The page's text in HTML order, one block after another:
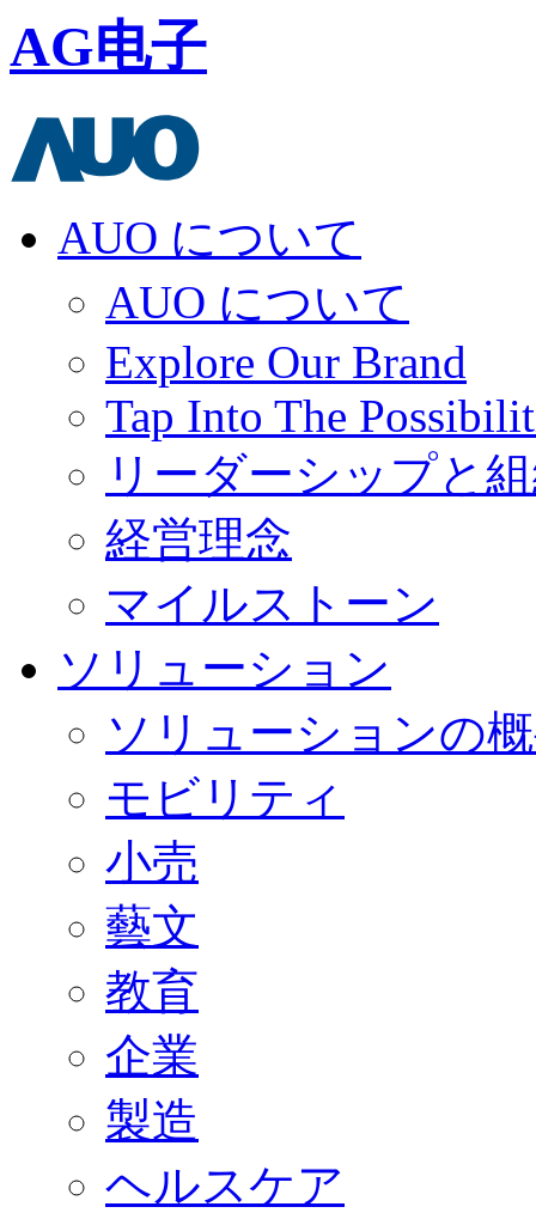
AG电子
AUO について
AUO について
Explore Our Brand
Tap Into The
リーダーシップと
経営理念
マイルストーン
ソリューション
ソリューションの
モビリティ
小売
藝文
教育
企業
製造
ヘルスケア